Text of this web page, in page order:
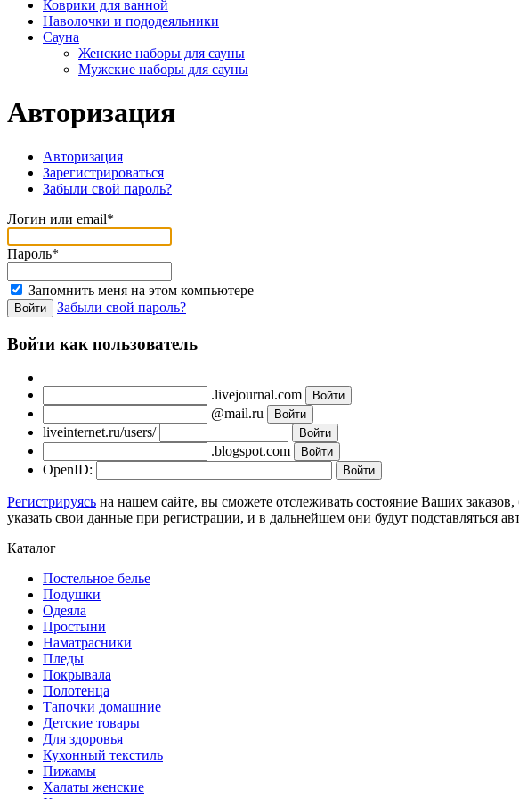
Коврики для ванной
Наволочки и пододеяльники
Сауна
Женские наборы для сауны
Мужские наборы для сауны
Авторизация
Авторизация
Зарегистрироваться
Забыли свой пароль?
Логин или email*
Пароль*
Запомнить меня на этом компьютере
Забыли свой пароль?
Войти как пользователь
.livejournal.com
@mail.ru
liveinternet.ru/users/
.blogspot.com
OpenID:
Регистрируясь на нашем сайте, вы сможете отслеживать состояние Ваших
указать свои данные при регистрации, и в дальнейшем они будут подставляться
Каталог
Постельное белье
Подушки
Одеяла
Простыни
Наматрасники
Пледы
Покрывала
Полотенца
Тапочки домашние
Детские товары
Для здоровья
Кухонный текстиль
Пижамы
Халаты женские